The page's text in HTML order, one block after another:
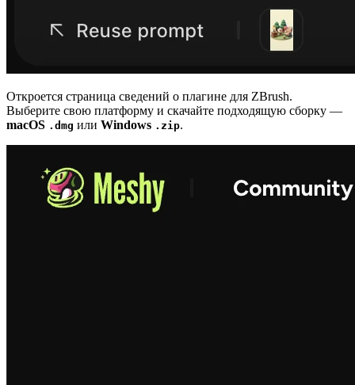
Откроется страница сведений о плагине для ZBrush.
Выберите свою платформу и скачайте подходящую сборку —
macOS .dmg или Windows .zip.